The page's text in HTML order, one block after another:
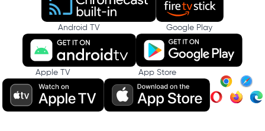
Android TV Google Play
Apple TV App Store